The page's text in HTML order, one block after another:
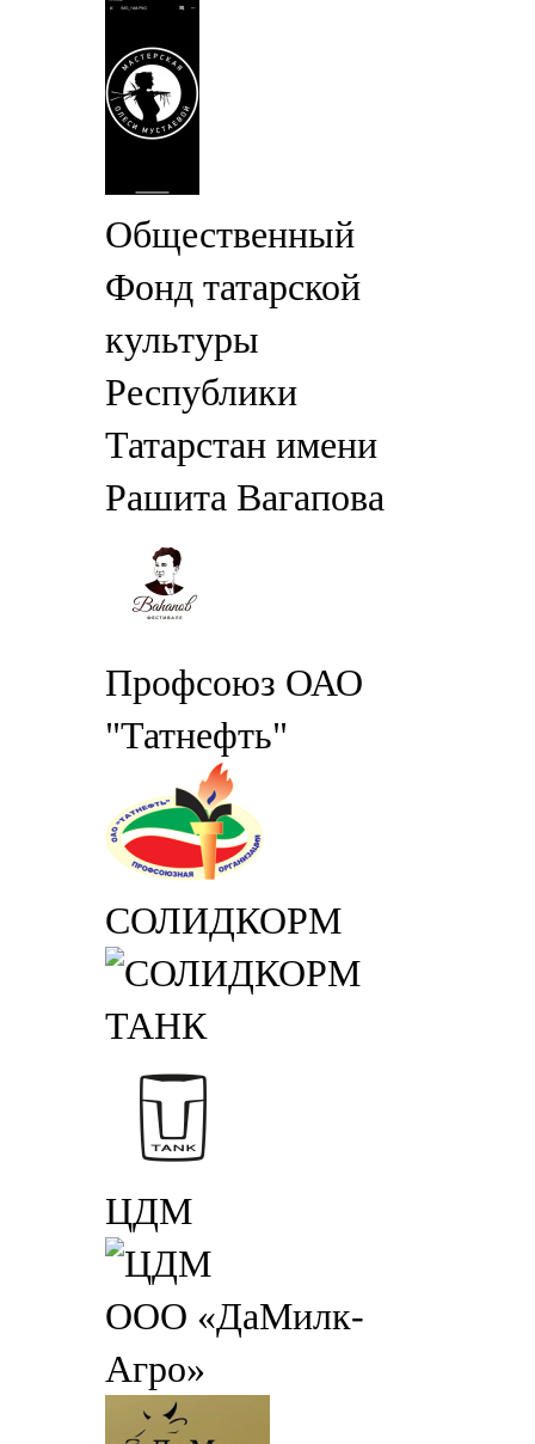
Общественный
Фонд татарской
культуры
Республики
Татарстан имени
Рашита Вагапова
Профсоюз ОАО
"Татнефть"
СОЛИДКОРМ
ТАНК
ЦДМ
ООО «ДаМилк-
Агро»